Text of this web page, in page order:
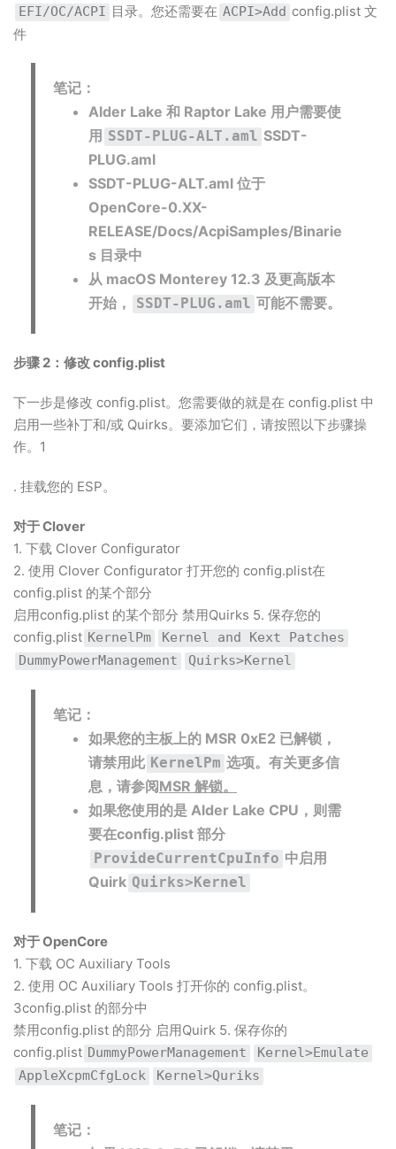
EFI/OC/ACPI 目录。您还需要在 ACPI>Add config.plist 文
件
笔记：
Alder Lake 和 Raptor Lake 用户需要使
用 SSDT-PLUG-ALT.aml SSDT-
PLUG.aml
SSDT-PLUG-ALT.aml 位于
OpenCore-0.XX-
RELEASE/Docs/AcpiSamples/Binarie
s 目录中
从 macOS Monterey 12.3 及更高版本
开始，
SSDT-PLUG.aml 可能不需要。
步骤 2：修改 config.plist
下一步是修改 config.plist。您需要做的就是在 config.plist 中
启用一些补丁和/或 Quirks。要添加它们，请按照以下步骤操
作。1
. 挂载您的 ESP。
对于 Clover
1. 下载 Clover Configurator
2. 使用 Clover Configurator 打开您的 config.plist在
config.plist 的某个部分
启用config.plist 的某个部分 禁用Quirks 5. 保存您的
config.plist KernelPm
Kernel and Kext Patches
DummyPowerManagement
Quirks>Kernel
笔记：
如果您的主板上的 MSR 0xE2 已解锁，
请禁用此 KernelPm 选项。有关更多信
息，请参阅MSR 解锁。
如果您使用的是 Alder Lake CPU，则需
要在config.plist 部分
ProvideCurrentCpuInfo 中启用
Quirk Quirks>Kernel
对于 OpenCore
1. 下载 OC Auxiliary Tools
2. 使用 OC Auxiliary Tools 打开你的 config.plist。
3config.plist 的部分中
禁用config.plist 的部分 启用Quirk 5. 保存你的
config.plist DummyPowerManagement
Kernel>Emulate
AppleXcpmCfgLock
Kernel>Quriks
笔记：